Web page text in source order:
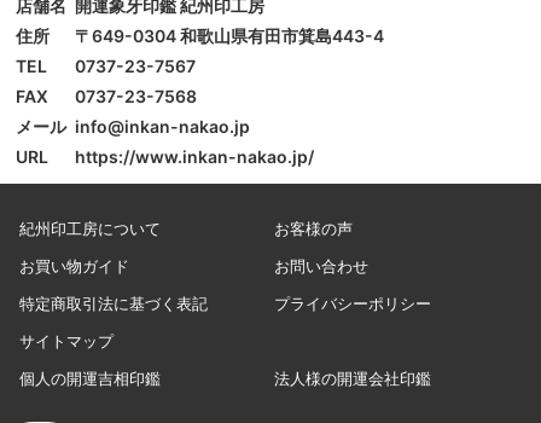
店舗名 開運象牙印鑑 紀州印工房
住所
〒649-0304 和歌山県有田市箕島443-4
TEL
0737-23-7567
FAX
0737-23-7568
メール info@inkan-nakao.jp
URL
https://www.inkan-nakao.jp/
紀州印工房について お客様の声
お買い物ガイド お問い合わせ
特定商取引法に基づく表記 プライバシーポリシー
サイトマップ
個人の開運吉相印鑑 法人様の開運会社印鑑